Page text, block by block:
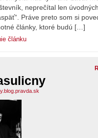
neprečítal len
Práve preto som si
články, ktoré budú […]
článku